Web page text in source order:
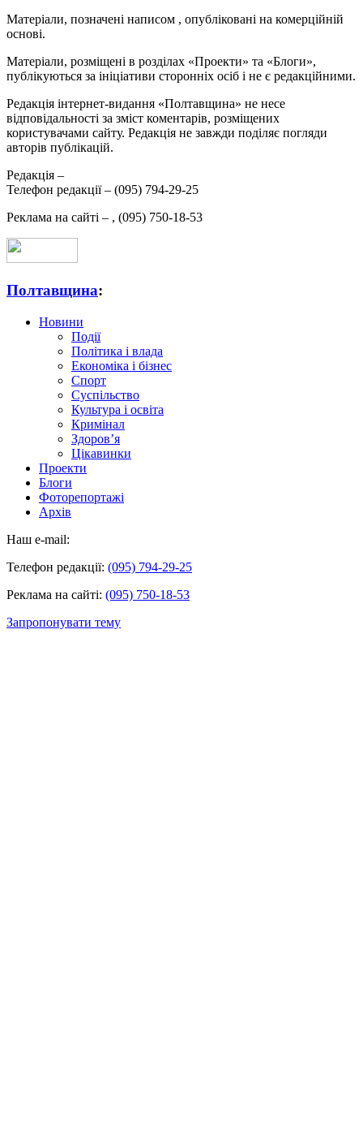
Матеріали, позначені написом , опубліковані на комерційній
основі.
Матеріали, розміщені в розділах «Проекти» та «Блоги»,
публікуються за ініціативи сторонніх осіб і не є редакційними.
Редакція інтернет-видання «Полтавщина» не несе
відповідальності за зміст коментарів, розміщених
користувачами сайту. Редакція не завжди поділяє погляди
авторів публікацій.
Редакція –
Телефон редакції – (095) 794-29-25
Реклама на сайті – , (095) 750-18-53
Полтавщина:
Новини
Події
Політика і влада
Економіка і бізнес
Спорт
Суспільство
Культура і освіта
Кримінал
Здоров’я
Цікавинки
Проекти
Блоги
Фоторепортажі
Архів
Наш e-mail:
Телефон редакції: (095) 794-29-25
Реклама на сайті: (095) 750-18-53
Запропонувати тему